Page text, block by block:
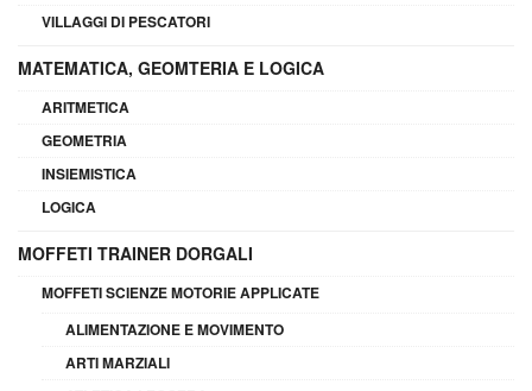
VILLAGGI DI PESCATORI
MATEMATICA, GEOMTERIA E LOGICA
ARITMETICA
GEOMETRIA
INSIEMISTICA
LOGICA
MOFFETI TRAINER DORGALI
MOFFETI SCIENZE MOTORIE APPLICATE
ALIMENTAZIONE E MOVIMENTO
ARTI MARZIALI